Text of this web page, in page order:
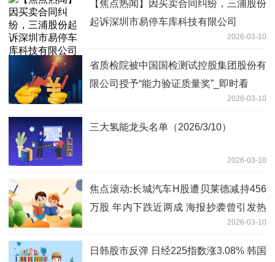
【焦点热闻】因买卖合同纠纷，三浦股份
起诉深圳市易停车库科技有限公司
2026-03-10
省质检院被中国国检测试控股集团股份有
限公司授予“能力验证质量奖”_即时看
2026-03-10
三大氢能龙头名单（2026/3/10）
2026-03-10
焦点滚动:长城汽车H股遭贝莱德减持456
万股 年内下跌近两成 海报抄袭曾引发热
2026-03-10
日韩股市反弹 日经225指数涨3.08% 韩国